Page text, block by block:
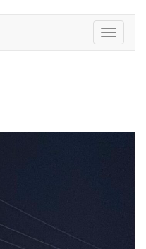
Toggle